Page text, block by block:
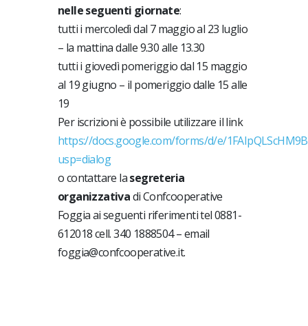
nelle seguenti giornate:
tutti i mercoledì dal 7 maggio al 23 luglio
– la mattina dalle 9.30 alle 13.30
tutti i giovedì pomeriggio dal 15 maggio
al 19 giugno – il pomeriggio dalle 15 alle
19
Per iscrizioni è possibile utilizzare il link
https://docs.google.com/forms/d/e/
usp=dialog
o contattare lasegreteria
organizzativadi Confcooperative
Foggia ai seguenti riferimenti tel 0881-
612018 cell. 340 1888504 – email
foggia@confcooperative.it.